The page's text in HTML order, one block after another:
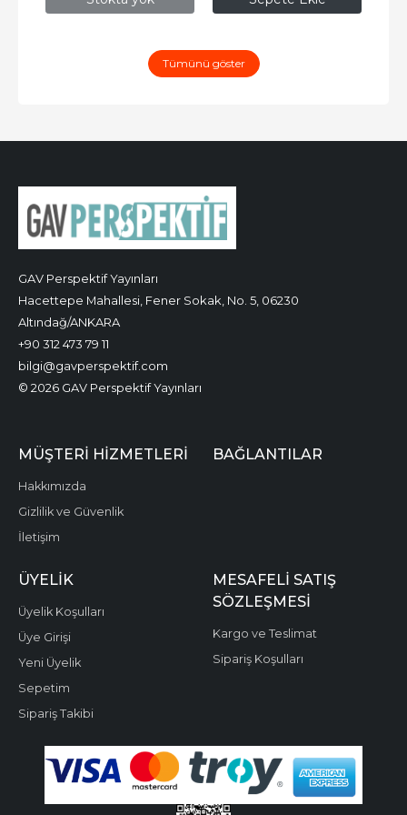
Tümünü göster
GAV Perspektif Yayınları
Hacettepe Mahallesi, Fener Sokak, No. 5, 06230
Altındağ/ANKARA
+90 312 473 79 11
bilgi@gavperspektif.com
© 2026 GAV Perspektif Yayınları
MÜŞTERI HIZMETLERI
Hakkımızda
Gizlilik ve Güvenlik
İletişim
BAĞLANTILAR
ÜYELIK
Üyelik Koşulları
Üye Girişi
Yeni Üyelik
Sepetim
Sipariş Takibi
MESAFELI SATIŞ
SÖZLEŞMESI
Kargo ve Teslimat
Sipariş Koşulları